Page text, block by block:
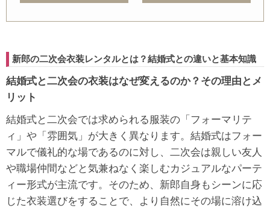
新郎の二次会衣装レンタルとは？結婚式との違いと基本知識
結婚式と二次会の衣装はなぜ変えるのか？その理由とメ
リット
結婚式と二次会では求められる服装の「フォーマリテ
ィ」や「雰囲気」が大きく異なります。結婚式はフォー
マルで儀礼的な場であるのに対し、二次会は親しい友人
や職場仲間などと気兼ねなく楽しむカジュアルなパーテ
ィー形式が主流です。そのため、新郎自身もシーンに応
じた衣装選びをすることで、より自然にその場に溶け込